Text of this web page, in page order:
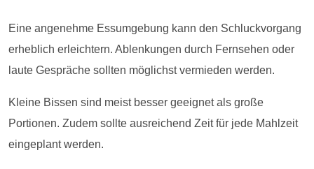
Eine angenehme Essumgebung kann den Schluckvorgang
erheblich erleichtern. Ablenkungen durch Fernsehen oder
laute Gespräche sollten möglichst vermieden werden.
Kleine Bissen sind meist besser geeignet als große
Portionen. Zudem sollte ausreichend Zeit für jede Mahlzeit
eingeplant werden.